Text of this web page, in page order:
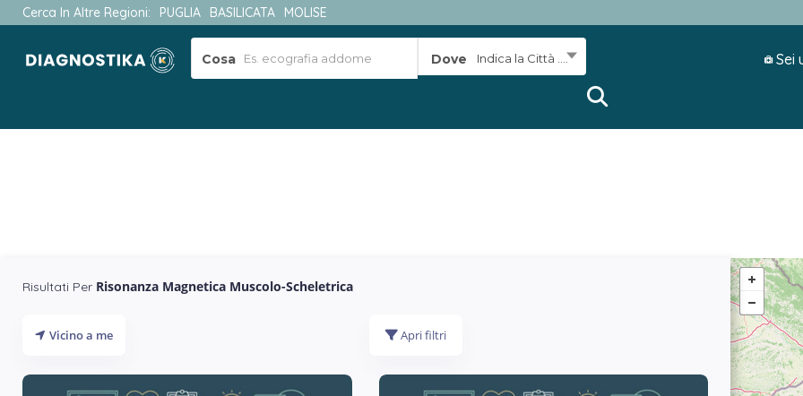
Cerca In Altre Regioni: PUGLIA BASILICATA MOLISE
Cosa Dove Indica la Città .... Sei
Risultati Per Risonanza Magnetica Muscolo-Scheletrica
Vicino a me Apri filtri